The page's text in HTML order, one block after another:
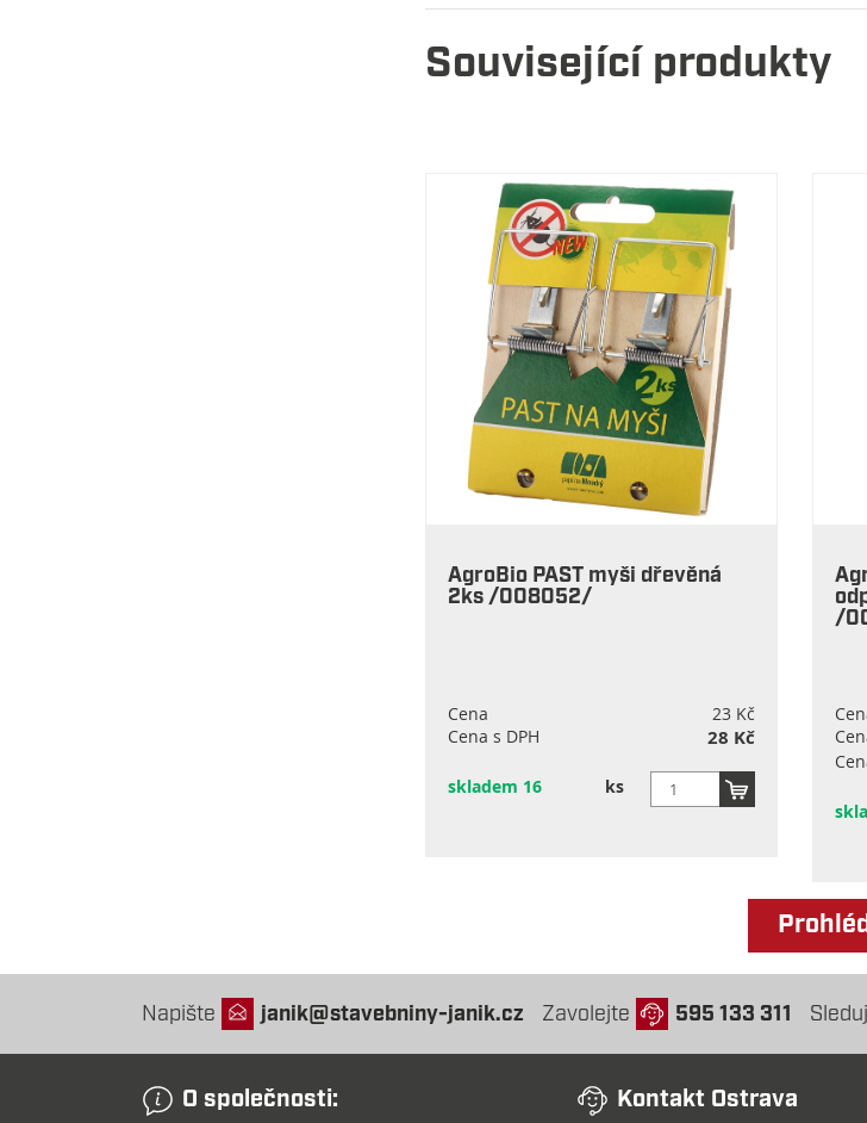
Související produkty
AgroBio PAST myši dřevěná
2ks /008052/
Cena
23 Kč
Cena s DPH
28 Kč
skladem 16 ks
/
Napište janik@stavebniny-janik.cz Zavolejte 595 133 311
O společnosti: Kontakt Ostrava